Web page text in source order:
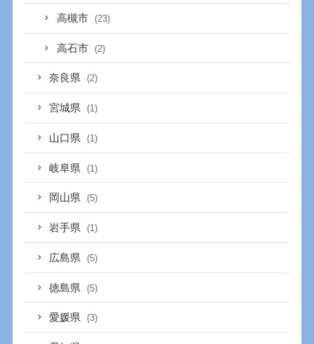
高槻市 (23)
高石市 (2)
奈良県 (2)
宮城県 (1)
山口県 (1)
岐阜県 (1)
岡山県 (5)
岩手県 (1)
広島県 (5)
徳島県 (5)
愛媛県 (3)